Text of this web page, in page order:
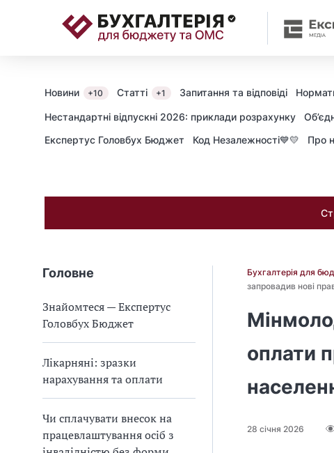
Новини +10 Статті +1 Запитання та відповіді
Нестандартні відпускні 2026: приклади розрахунку
Експертус Головбух Бюджет
Код Незалежності💙💛 Про
Головне
Знайомтеся — Експертус
Головбух Бюджет
Лікарняні: зразки
нарахування та оплати
Чи сплачувати внесок на
працевлаштування осіб з
Бухгалтерія для
запровадив нові
оплати
28 січня 2026